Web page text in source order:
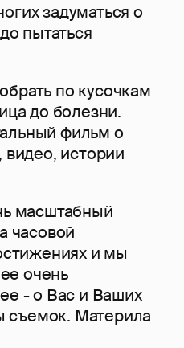
задуматься о
пытаться
по кусочкам
до болезни.
фильм о
истории
масштабный
часовой
и мы
очень
- о Вас и Ваших
съемок. Материла